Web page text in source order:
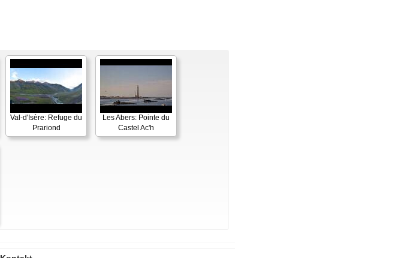
Val-d'Isère: Refuge du
Prariond
Les Abers: Pointe du
Castel Ac'h